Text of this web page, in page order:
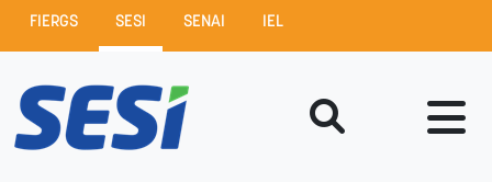
FIERGS SESI SENAI IEL